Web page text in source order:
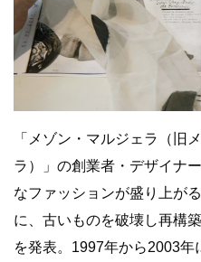
「メゾン・マルジェラ（旧
ラ）」の創業者・デザイナ
なファッションが盛り上が
に、古いものを破壊し再構
を発表。1997年から2003